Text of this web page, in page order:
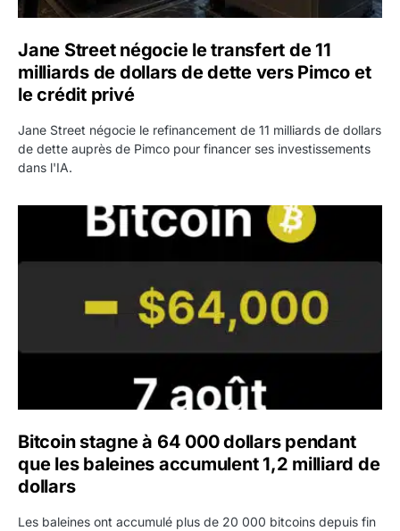
Jane Street négocie le transfert de 11
milliards de dollars de dette vers Pimco et
le crédit privé
Jane Street négocie le refinancement de 11 milliards de dollars
de dette auprès de Pimco pour financer ses investissements
dans l'IA.
Bitcoin stagne à 64 000 dollars pendant que les
Bitcoin stagne à 64 000 dollars pendant
que les baleines accumulent 1,2 milliard de
dollars
Les baleines ont accumulé plus de 20 000 bitcoins depuis fin